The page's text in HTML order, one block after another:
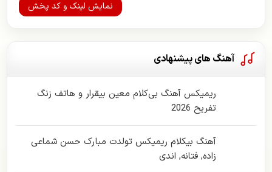
نمایش لینک و کد پخش
آهنگ های پیشنهادی
ریمیکس آهنگ بی‌کلام معین بیقرار و هاتف زنگ
تفریح 2026
آهنگ بیکلام ریمیکس تولدت مبارک حسن شماعی
زاده, فتانه, اندی